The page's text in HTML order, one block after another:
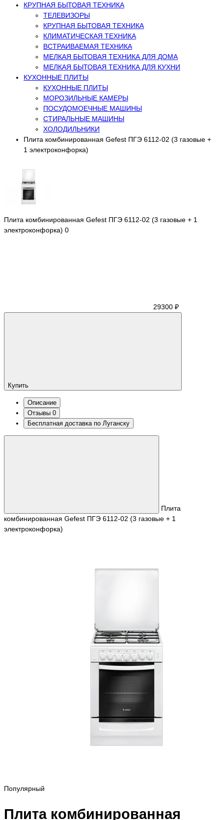
КРУПНАЯ БЫТОВАЯ ТЕХНИКА
ТЕЛЕВИЗОРЫ
КРУПНАЯ БЫТОВАЯ ТЕХНИКА
КЛИМАТИЧЕСКАЯ ТЕХНИКА
ВСТРАИВАЕМАЯ ТЕХНИКА
МЕЛКАЯ БЫТОВАЯ ТЕХНИКА ДЛЯ ДОМА
МЕЛКАЯ БЫТОВАЯ ТЕХНИКА ДЛЯ КУХНИ
КУХОННЫЕ ПЛИТЫ
КУХОННЫЕ ПЛИТЫ
МОРОЗИЛЬНЫЕ КАМЕРЫ
ПОСУДОМОЕЧНЫЕ МАШИНЫ
СТИРАЛЬНЫЕ МАШИНЫ
ХОЛОДИЛЬНИКИ
Плита комбинированная Gefest ПГЭ 6112-02 (3 газовые +
1 электроконфорка)
Плита комбинированная Gefest ПГЭ 6112-02 (3 газовые + 1
электроконфорка) 0
29300 ₽
Купить
Описание
Отзывы 0
Бесплатная доставка по Луганску
Плита
комбинированная Gefest ПГЭ 6112-02 (3 газовые + 1
электроконфорка)
Популярный
Плита комбинированная